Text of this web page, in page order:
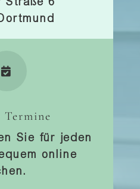

Sie für jeden
online